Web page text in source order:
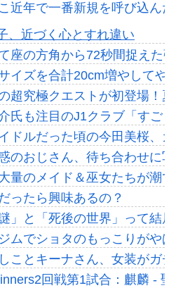
近年で一番新規を呼び込んだ
互RSS
、近づく心とすれ違い
座の方角から72秒間捉えた
イズを合計20cm増やしてや
超究極クエストが初登場！夏
氏も注目のJ1クラブ「すご
ドルだった頃の今田美桜、
惑のおじさん、待ち合わせに
量のメイド＆巫女たちが潮
ったら興味あるの？
」と「死後の世界」って結局
ムでショタのもっこりがやば
ことキーナさん、女装がガ
回戦第1試合：麒麟 -